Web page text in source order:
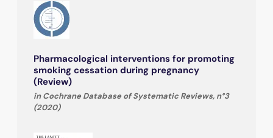
Pharmacological interventions for promoting
smoking cessation during pregnancy
(Review)
in Cochrane Database of Systematic Reviews, n°3
(2020)